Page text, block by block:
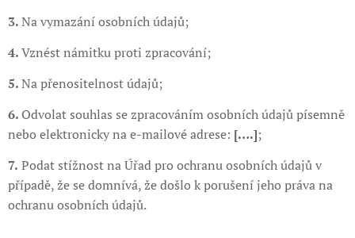
3.Na vymazání osobních údajů;
4.Vznést námitku proti zpracování;
5.Na přenositelnost údajů;
6. Odvolat souhlas se zpracováním osobních údajů písemně
nebo elektronicky na e-mailové adrese: [….];
7. Podat stížnost na Úřad pro ochranu osobních údajů v
případě, že se domnívá, že došlo k porušení jeho práva na
ochranu osobních údajů.